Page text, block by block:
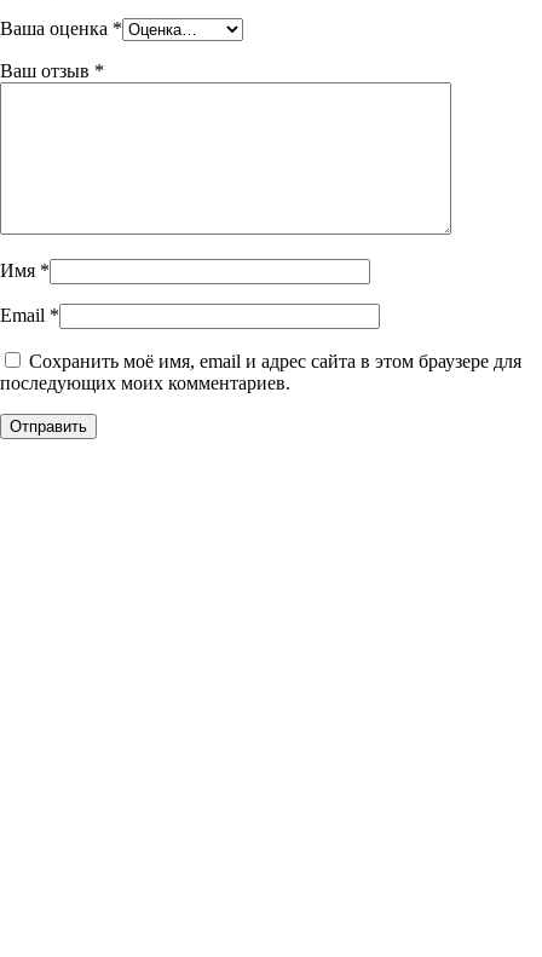
Ваша оценка *
Ваш отзыв *
Имя *
Email *
Сохранить моё имя, email и адрес сайта в этом браузере для
последующих моих комментариев.